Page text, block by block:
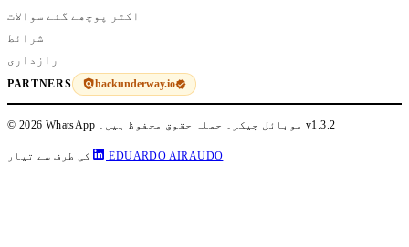
اکثر پوچھے گئے سوالات
شرائط
رازداری
PARTNERS hackunderway.io
© 2026 WhatsApp موبائل چیکر۔ جملہ حقوق محفوظ ہیں۔v1.3.2
کی طرف سے تیار EDUARDO AIRAUDO